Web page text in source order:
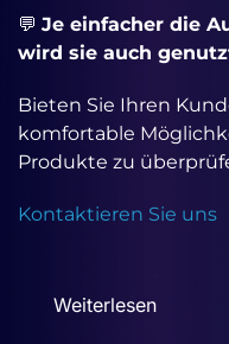
💬 Je einfacher die
wird sie auch
Bieten Sie Ihren
komfortable
Produkte zu
Kontaktieren Sie uns
Weiterlesen